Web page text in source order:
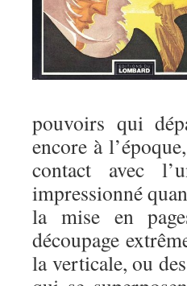
pouvoirs qui
encore à
contact avec
impressionné
la mise en
découpage
la verticale, ou